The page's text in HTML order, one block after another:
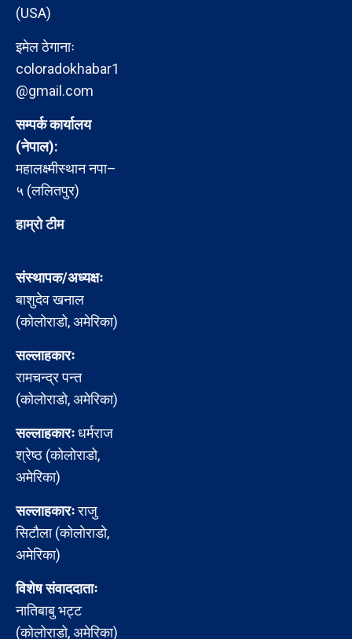
(USA)
इमेल ठेगानाः
coloradokhabar1
@gmail.com
सम्पर्क कार्यालय
(नेपाल):
महालक्ष्मीस्थान नपा–
५ (ललितपुर)
हाम्रो टीम
संस्थापक/अध्यक्षः
बाशुदेव खनाल
(कोलोराडो, अमेरिका)
सल्लाहकारः
रामचन्द्र पन्त
(कोलोराडो, अमेरिका)
सल्लाहकारःधर्मराज
श्रेष्ठ (कोलोराडो,
अमेरिका)
सल्लाहकारःराजु
सिटौला (कोलोराडो,
अमेरिका)
विशेष संवाददाताः
नातिबाबु भट्ट
(कोलोराडो, अमेरिका)